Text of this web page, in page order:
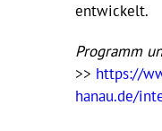
entwickelt.
Programm
>> https://
hanau.de/